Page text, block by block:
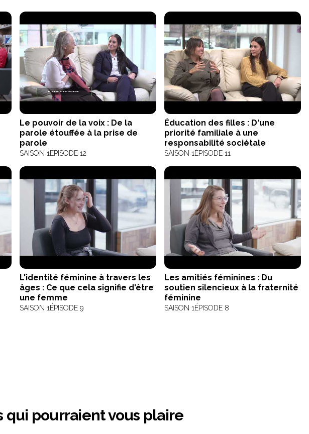
Le pouvoir de la voix : De la
parole étouffée à la prise de
parole
SAISON 1ÉPISODE 12
Éducation des filles : D'une
priorité familiale à une
responsabilité sociétale
SAISON 1ÉPISODE 11
L'identité féminine à travers les
âges : Ce que cela signifie d'être
une femme
SAISON 1ÉPISODE 9
Les amitiés féminines : Du
soutien silencieux à la fraternité
féminine
SAISON 1ÉPISODE 8
qui pourraient vous plaire